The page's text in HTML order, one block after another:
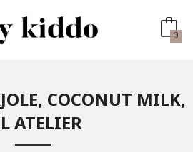
0
COCONUT MILK,
ATELIER